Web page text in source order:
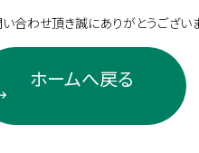
合わせ頂き誠にありがとうござい
ホームへ戻る